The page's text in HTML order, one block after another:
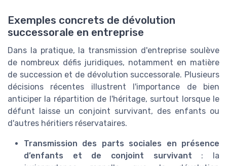
Exemples concrets de dévolution
successorale en entreprise
Dans la pratique, la transmission d'entreprise soulève
de nombreux défis juridiques, notamment en matière
de succession et de dévolution successorale. Plusieurs
décisions récentes illustrent l'importance de bien
anticiper la répartition de l'héritage, surtout lorsque le
défunt laisse un conjoint survivant, des enfants ou
d'autres héritiers réservataires.
Transmission des parts sociales en présence
d’enfants et de conjoint survivant : la